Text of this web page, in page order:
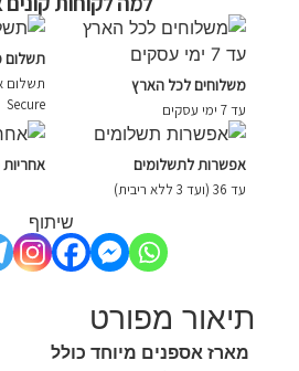
משלוחים לכל הארץ
עד 7 ימי עסקים
תשלום
Secure
אפשרות לתשלומים
עד 36 (ועד 3 ללא ריבית)
שיתוף
תיאור מפורט
מארז אספנים מיוחד כולל